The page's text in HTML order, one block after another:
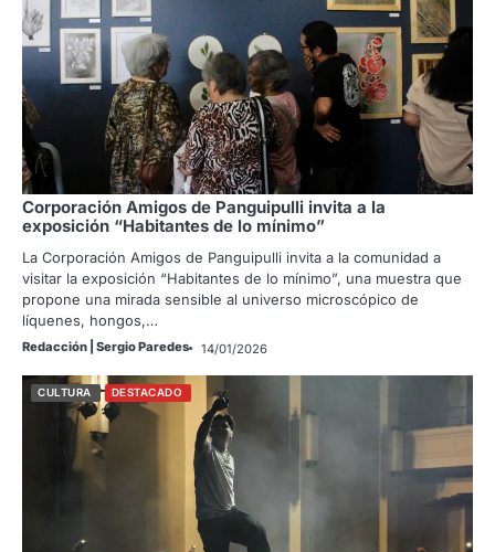
Corporación Amigos de Panguipulli invita a la
exposición “Habitantes de lo mínimo”
La Corporación Amigos de Panguipulli invita a la comunidad a
visitar la exposición “Habitantes de lo mínimo”, una muestra que
propone una mirada sensible al universo microscópico de
líquenes, hongos,…
Redacción | Sergio Paredes 14/01/2026
CULTURA DESTACADO